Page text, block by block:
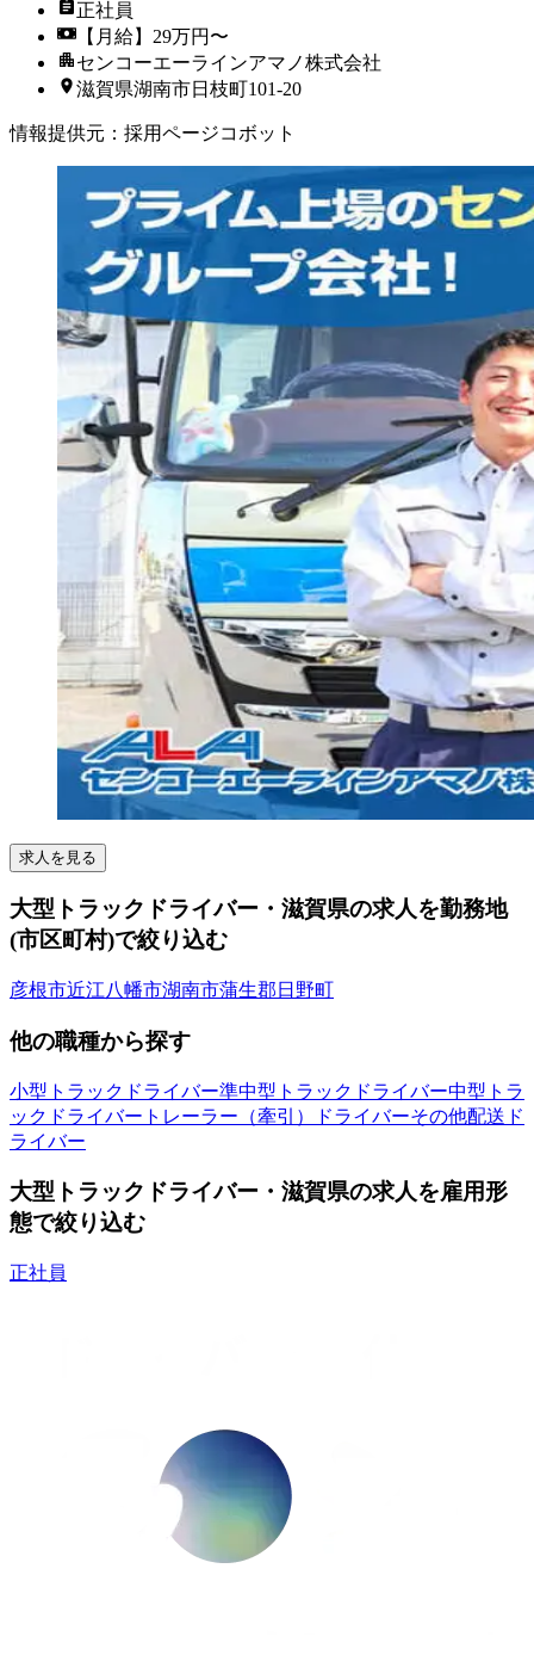
正社員
【月給】29万円〜
センコーエーラインアマノ株式会社
滋賀県湖南市日枝町101-20
情報提供元 ： 採用ページコボット
求人を見る
大型トラックドライバー・滋賀県の求人を勤務地
(市区町村)で絞り込む
彦根市近江八幡市湖南市蒲生郡日野町
他の職種から探す
小型トラックドライバー準中型トラックドライバー中型トラ
ックドライバー トレーラー（牽引）ドライバーその他配送ド
ライバー
大型トラックドライバー・滋賀県の求人を雇用形
態で絞り込む
正社員